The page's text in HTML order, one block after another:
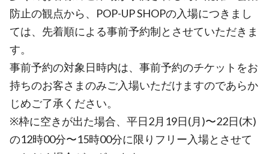
防止の観点から、POP-UP SHOPの入場につきまし
ては、先着順による事前予約制とさせていただきま
す。
事前予約の対象日時内は、事前予約のチケットをお
持ちのお客さまのみご入場いただけますのであらか
じめご了承ください。
※枠に空きが出た場合、平日2月19日(月)〜22日(木)
の12時00分〜15時00分に限りフリー入場とさせて